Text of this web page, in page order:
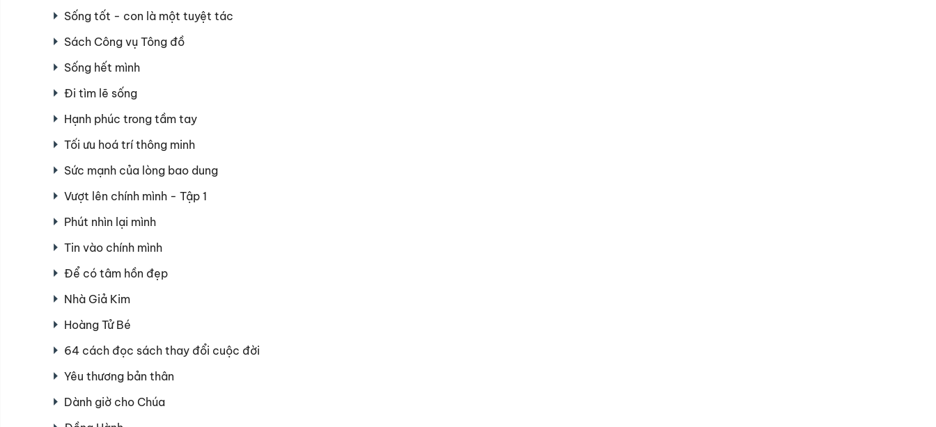
Sống tốt - con là một tuyệt tác
Sách Công vụ Tông đồ
Sống hết mình
Đi tìm lẽ sống
Hạnh phúc trong tầm tay
Tối ưu hoá trí thông minh
Sức mạnh của lòng bao dung
Vượt lên chính mình - Tập 1
Phút nhìn lại mình
Tin vào chính mình
Để có tâm hồn đẹp
Nhà Giả Kim
Hoàng Tử Bé
64 cách đọc sách thay đổi cuộc đời
Yêu thương bản thân
Dành giờ cho Chúa